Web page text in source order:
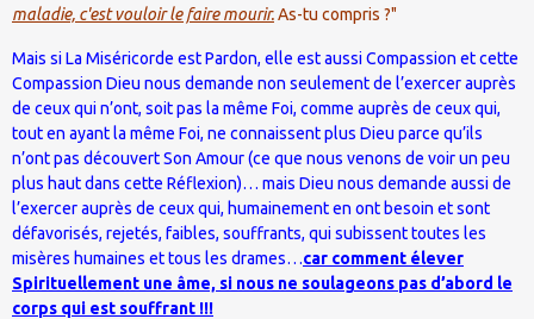
maladie, c'est vouloir le faire mourir.As-tu compris ?"
Mais si La Miséricorde est Pardon, elle est aussi Compassion et cette
Compassion Dieu nous demande non seulement de l’exercer auprès
de ceux qui n’ont, soit pas la même Foi, comme auprès de ceux qui,
tout en ayantla même Foi, ne connaissent plus Dieu parce qu’ils
n’ont pas découvert Son Amour (ce que nous venons de voir un peu
plus haut dans cette Réflexion)… mais Dieu nous demande aussi de
l’exercer auprès de ceux qui, humainement en ont besoin et sont
défavorisés, rejetés, faibles, souffrants, qui subissent toutes les
misères humaines et tous les drames…car comment élever
Spirituellement une âme, si nous ne soulageons pas d’abord le
corps qui est souffrant !!!